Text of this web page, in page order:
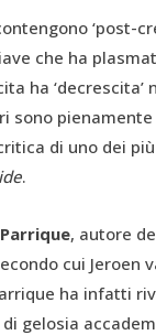
‘post-
che ha
ha ‘decrescita’
sono
di uno dei
.
, autore
cui Jeroen
ha infatti
gelosia